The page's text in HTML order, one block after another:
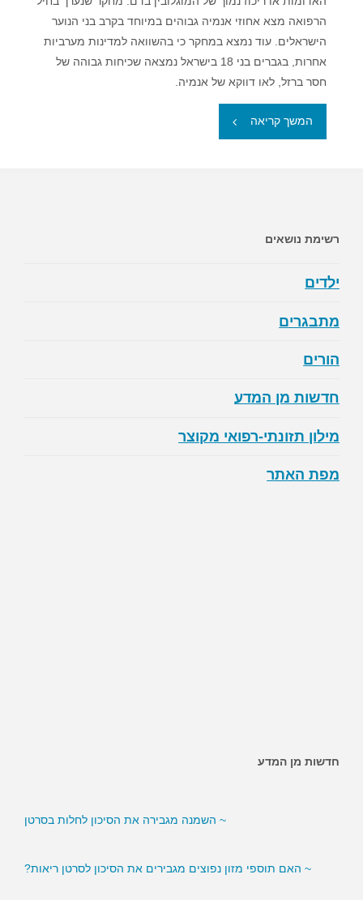
הרפואה מצא אחוזי אנמיה גבוהים במיוחד בקרב בני הנוער
הישראלים. עוד נמצא במחקר כי בהשוואה למדינות מערביות
אחרות, בגברים בני 18 בישראל נמצאה שכיחות גבוהה של
חסר ברזל, לאו דווקא של אנמיה.
המשך קריאה "אנמיה
רשימת נושאים
ילדים
מתבגרים
הורים
חדשות מן המדע
מילון תזונתי-רפואי מקוצר
מפת האתר
חדשות מן המדע
~ האם ממתיקים מלאכותיים מגבירים את הסיכון לסוכרת?
~ השמנה מגבירה את הסיכון לחלות בסרטן
~ האם תוספי מזון נפוצים מגבירים את הסיכון לסרטן ריאות?